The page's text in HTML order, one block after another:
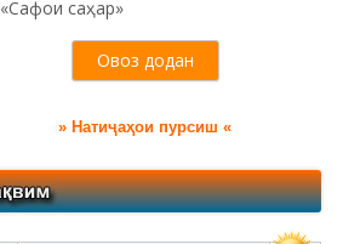
«Сафои саҳар»
» Натиҷаҳои пурсиш «